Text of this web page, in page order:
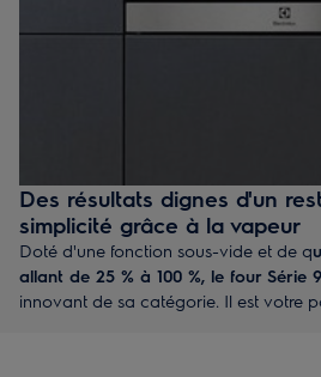
Des résultats dignes d'un
simplicité grâce à la vapeur
Doté d'une fonction sous-vide et de q
allant de 25 % à 100 %, le four Série
innovant de sa catégorie. Il est votre